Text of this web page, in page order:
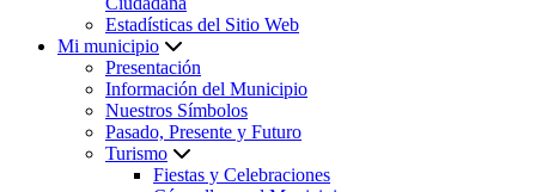
Estadísticas del Sitio Web
Mi municipio
Presentación
Información del Municipio
Nuestros Símbolos
Pasado, Presente y Futuro
Turismo
Fiestas y Celebraciones